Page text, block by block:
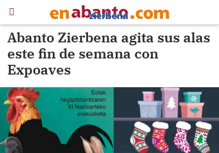
Abanto Zierbena agita sus alas
este fin de semana con
Expoaves